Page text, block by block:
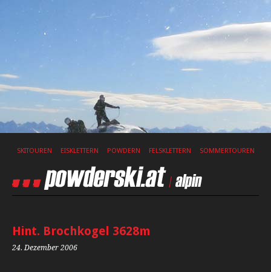
SKITOUREN EISKLETTERN POWDERN FELSKLETTERN SOMMERTOUREN
Hint. Brochkogel 3628m
24. Dezember 2006